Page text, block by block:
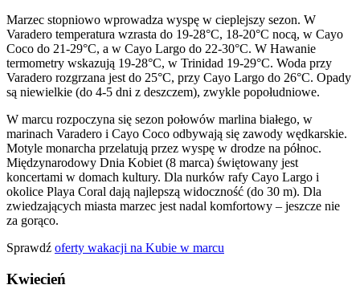
Marzec stopniowo wprowadza wyspę w cieplejszy sezon. W
Varadero temperatura wzrasta do 19-28°C, 18-20°C nocą, w Cayo
Coco do 21-29°C, a w Cayo Largo do 22-30°C. W Hawanie
termometry wskazują 19-28°C, w Trinidad 19-29°C. Woda przy
Varadero rozgrzana jest do 25°C, przy Cayo Largo do 26°C. Opady
są niewielkie (do 4-5 dni z deszczem), zwykle popołudniowe.
W marcu rozpoczyna się sezon połowów marlina białego, w
marinach Varadero i Cayo Coco odbywają się zawody wędkarskie.
Motyle monarcha przelatują przez wyspę w drodze na północ.
Międzynarodowy Dnia Kobiet (8 marca) świętowany jest
koncertami w domach kultury. Dla nurków rafy Cayo Largo i
okolice Playa Coral dają najlepszą widoczność (do 30 m). Dla
zwiedzających miasta marzec jest nadal komfortowy – jeszcze nie
za gorąco.
Sprawdź oferty wakacji na Kubie w marcu
Kwiecień